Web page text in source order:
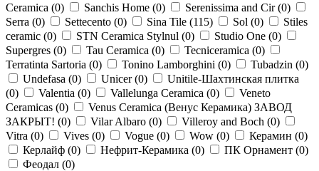
Ceramica (0) Sanchis Home (0) Serenissima and Cir (0)
Serra (0) Settecento (0) Sina Tile (115) Sol (0)
Stiles
ceramic (0) STN Ceramica Stylnul (0) Studio One (0)
Supergres (0) Tau Ceramica (0) Tecniceramica (0)
Terratinta Sartoria (0) Tonino Lamborghini (0) Tubadzin (0)
Undefasa (0) Unicer (0)
Unitile-Шахтинская плитка
(0) Valentia (0) Vallelunga Ceramica (0)
Veneto
Ceramicas (0)
Venus Ceramica (Венус Керамика) ЗАВОД
ЗАКРЫТ! (0) Vilar Albaro (0) Villeroy and Boch (0)
Vitra (0) Vives (0) Vogue (0) Wow (0) Керамин (0)
Керлайф (0) Нефрит-Керамика (0) ПК Орнамент (0)
Феодал (0)